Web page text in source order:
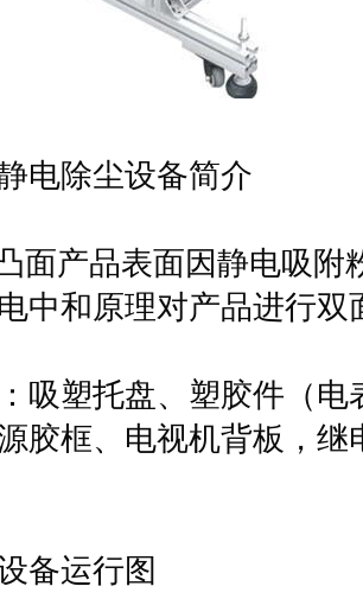
电除尘设备简介
面产品表面因静电吸附
中和原理对产品进行双
吸塑托盘、塑胶件（电
胶框、电视机背板，继
备运行图